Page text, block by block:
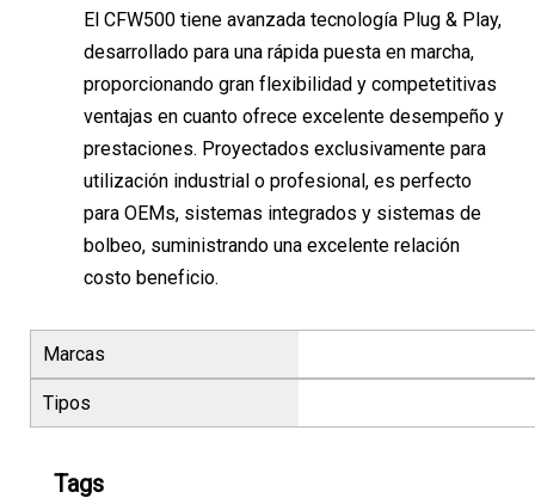
El CFW500 tiene avanzada tecnología Plug & Play,
desarrollado para una rápida puesta en marcha,
proporcionando gran flexibilidad y competetitivas
ventajas en cuanto ofrece excelente desempeño y
prestaciones. Proyectados exclusivamente para
utilización industrial o profesional, es perfecto
para OEMs, sistemas integrados y sistemas de
bolbeo, suministrando una excelente relación
costo beneficio.
Marcas
Tipos
Tags